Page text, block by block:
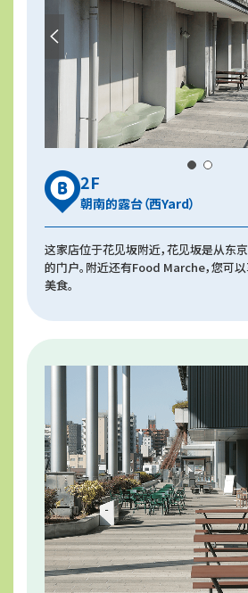
2F
朝南的露台（西Yard）
这家店位于花见坂附近，花见坂是从东
的门户。附近还有Food Marche，您可
美食。